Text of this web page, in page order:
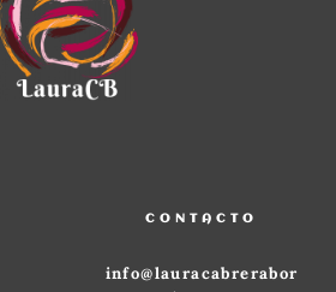
CONTACTO
info@lauracabrerabor